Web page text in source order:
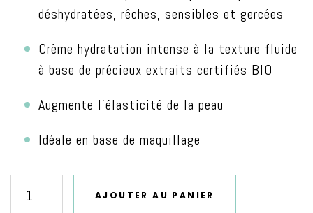
déshydratées, rêches, sensibles et gercées
Crème hydratation intense à la texture fluide
à base de précieux extraits certifiés BIO
Augmente l’élasticité de la peau
Idéale en base de maquillage
quantité
AJOUTER AU PANIER